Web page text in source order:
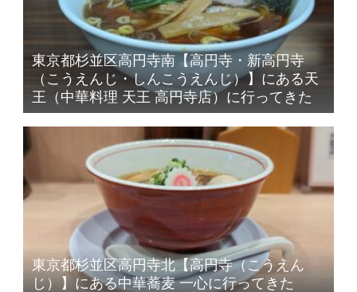
東京都杉並区高円寺南【高円寺・新高円寺
（こうえんじ・しんこうえんじ）】にある天
王（中華料理 天王 高円寺店）に行ってきた
東京都杉並区高円寺北【高円寺（こうえん
じ）】にある中華蕎麦 一心に行ってきた